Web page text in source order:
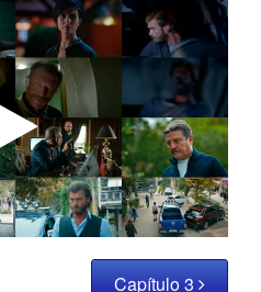
Capítulo 3